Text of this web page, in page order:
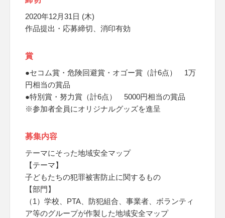
2020年12月31日 (木)
作品提出・応募締切、消印有効
賞
●セコム賞・危険回避賞・オゴー賞（計6点） 1万
円相当の賞品
●特別賞・努力賞（計6点） 5000円相当の賞品
※参加者全員にオリジナルグッズを進呈
募集内容
テーマにそった地域安全マップ
【テーマ】
子どもたちの犯罪被害防止に関するもの
【部門】
（1）学校、PTA、防犯組合、事業者、ボランティ
ア等のグループが作製した地域安全マップ